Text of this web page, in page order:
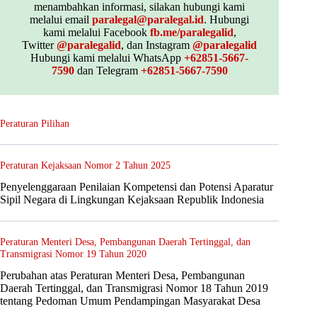
menambahkan informasi, silakan hubungi kami
melalui emailparalegal@paralegal.id. Hubungi
kami melalui Facebook fb.me/paralegalid,
Twitter@paralegalid, dan Instagram@paralegalid
Hubungi kami melalui WhatsApp+62851-5667-
7590dan Telegram +62851-5667-7590
Peraturan Pilihan
Peraturan Kejaksaan Nomor 2 Tahun 2025
Penyelenggaraan Penilaian Kompetensi dan Potensi Aparatur
Sipil Negara di Lingkungan Kejaksaan Republik Indonesia
Peraturan Menteri Desa, Pembangunan Daerah Tertinggal, dan
Transmigrasi Nomor 19 Tahun 2020
Perubahan atas Peraturan Menteri Desa, Pembangunan
Daerah Tertinggal, dan Transmigrasi Nomor 18 Tahun 2019
tentang Pedoman Umum Pendampingan Masyarakat Desa